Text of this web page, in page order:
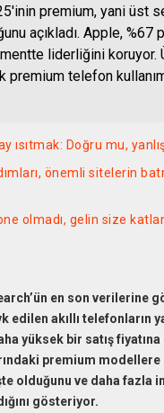
premium, yani üst
açıkladı. Apple, %67
liderliğini koruyor.
premium telefon
ısıtmak: Doğru mu,
önemli sitelerin
olmadı, gelin size
en son verilerine
edilen akıllı telefonların
yüksek bir satış
premium modellere
olduğunu ve daha fazla
gösteriyor.